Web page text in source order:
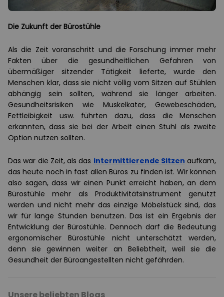
Die Zukunft der Bürostühle
Als die Zeit voranschritt und die Forschung immer mehr
Fakten über die gesundheitlichen Gefahren von
übermäßiger sitzender Tätigkeit lieferte, wurde den
Menschen klar, dass sie nicht völlig vom Sitzen auf Stühlen
abhängig sein sollten, während sie länger arbeiten.
Gesundheitsrisiken wie Muskelkater, Gewebeschäden,
Fettleibigkeit usw. führten dazu, dass die Menschen
erkannten, dass sie bei der Arbeit einen Stuhl als zweite
Option nutzen sollten.
Das war die Zeit, als das intermittierende Sitzen aufkam,
das heute noch in fast allen Büros zu finden ist. Wir können
also sagen, dass wir einen Punkt erreicht haben, an dem
Bürostühle mehr als Produktivitätsinstrument genutzt
werden und nicht mehr das einzige Möbelstück sind, das
wir für lange Stunden benutzen. Das ist ein Ergebnis der
Entwicklung der Bürostühle. Dennoch darf die Bedeutung
ergonomischer Bürostühle nicht unterschätzt werden,
denn sie gewinnen weiter an Beliebtheit, weil sie die
Gesundheit der Büroangestellten nicht gefährden.